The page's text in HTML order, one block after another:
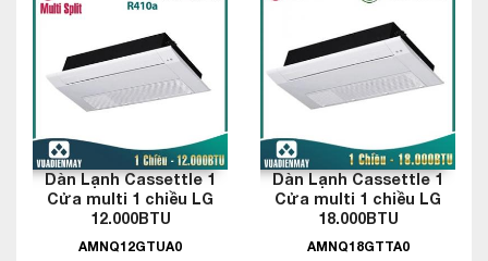
Dàn Lạnh Cassettle 1
Cửa multi 1 chiều LG
12.000BTU
AMNQ12GTUA0
Dàn Lạnh Cassettle 1
Cửa multi 1 chiều LG
18.000BTU
AMNQ18GTTA0